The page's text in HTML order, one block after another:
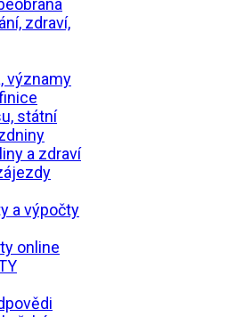
zdraví,
významy
státní
a zdraví
a výpočty
online